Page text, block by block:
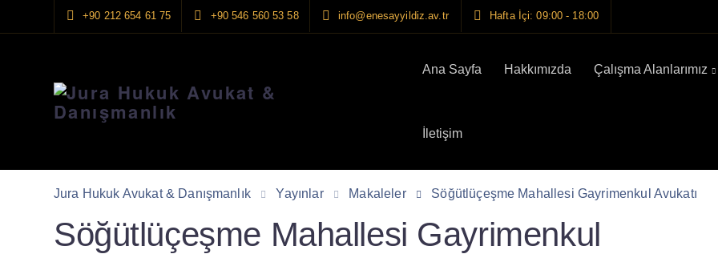
+90 212 654 61 75 +90 546 560 53 58 info@enesayyildiz.av.tr Hafta İçi: 09:00 - 18:00
Ana Sayfa Hakkımızda Çalışma Alanlarımız
İletişim
Jura Hukuk Avukat & Danışmanlık Yayınlar Makaleler Söğütlüçeşme Mahallesi Gayrimenkul Avukatı
Söğütlüçeşme Mahallesi Gayrimenkul